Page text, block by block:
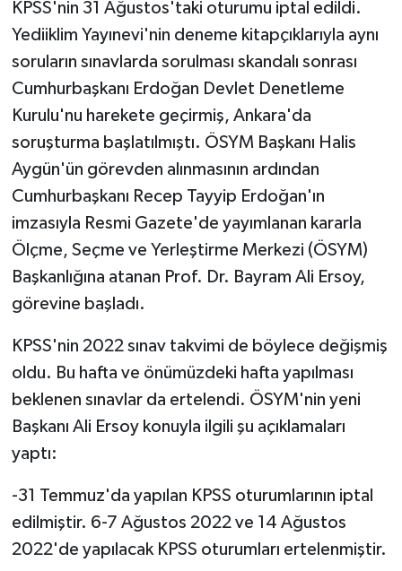
KPSS'nin 31 Ağustos'taki oturumu iptal edildi.
Yediiklim Yayınevi'nin deneme kitapçıklarıyla aynı
soruların sınavlarda sorulması skandalı sonrası
Cumhurbaşkanı Erdoğan Devlet Denetleme
Kurulu'nu harekete geçirmiş, Ankara'da
soruşturma başlatılmıştı. ÖSYM Başkanı Halis
Aygün'ün görevden alınmasının ardından
Cumhurbaşkanı Recep Tayyip Erdoğan'ın
imzasıyla Resmi Gazete'de yayımlanan kararla
Ölçme, Seçme ve Yerleştirme Merkezi (ÖSYM)
Başkanlığına atanan Prof. Dr. Bayram Ali Ersoy,
görevine başladı.
KPSS'nin 2022 sınav takvimi de böylece değişmiş
oldu. Bu hafta ve önümüzdeki hafta yapılması
beklenen sınavlar da ertelendi. ÖSYM'nin yeni
Başkanı Ali Ersoy konuyla ilgili şu açıklamaları
yaptı:
-31 Temmuz'da yapılan KPSS oturumlarının iptal
edilmiştir. 6-7 Ağustos 2022 ve 14 Ağustos
2022'de yapılacak KPSS oturumları ertelenmiştir.
SEÇİM 2011
ÜÇÜNCÜ SAYFA
BİLİMNET
Yemek
SİVİL TOPLUM
SEÇİM 2014
KİM KİMDİR
KİTAP
HEDEF2020
OTOMOBİL
MİZAH